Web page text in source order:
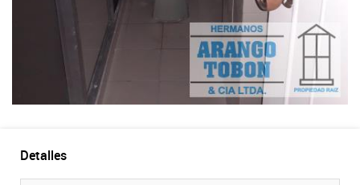
Detalles